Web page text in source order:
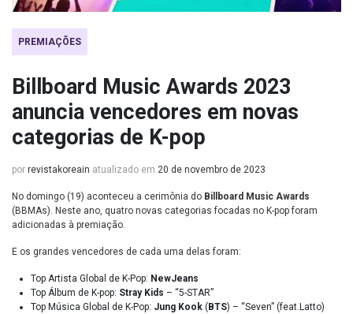
PREMIAÇÕES
Billboard Music Awards 2023
anuncia vencedores em novas
categorias de K-pop
por revistakoreain atualizado em 20 de novembro de 2023
No domingo (19) aconteceu a cerimônia do Billboard Music Awards
(BBMAs). Neste ano, quatro novas categorias focadas no K-pop foram
adicionadas à premiação.
E os grandes vencedores de cada uma delas foram:
Top Artista Global de K-Pop: NewJeans
Top Álbum de K-pop: Stray Kids – “5-STAR”
Top Música Global de K-Pop: Jung Kook ( BTS) – “Seven” (feat.Latto)